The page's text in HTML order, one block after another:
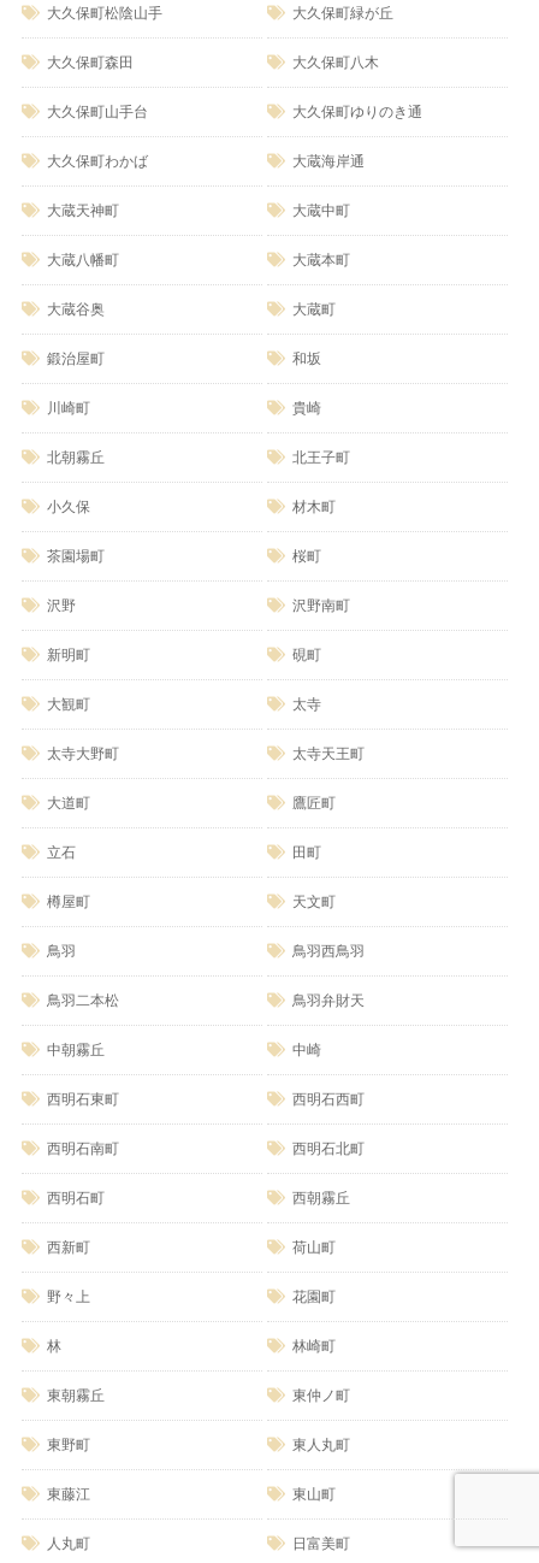
大久保町松陰山手 大久保町緑が丘
大久保町森田 大久保町八木
大久保町山手台 大久保町ゆりのき通
大久保町わかば 大蔵海岸通
大蔵天神町 大蔵中町
大蔵八幡町 大蔵本町
大蔵谷奥 大蔵町
鍛治屋町 和坂
川崎町 貴崎
北朝霧丘 北王子町
小久保 材木町
茶園場町 桜町
沢野 沢野南町
新明町 硯町
大観町 太寺
太寺大野町 太寺天王町
大道町 鷹匠町
立石 田町
樽屋町 天文町
鳥羽 鳥羽西鳥羽
鳥羽二本松 鳥羽弁財天
中朝霧丘 中崎
西明石東町 西明石西町
西明石南町 西明石北町
西明石町 西朝霧丘
西新町 荷山町
野々上 花園町
林 林崎町
東朝霧丘 東仲ノ町
東野町 東人丸町
東藤江 東山町
人丸町 日富美町